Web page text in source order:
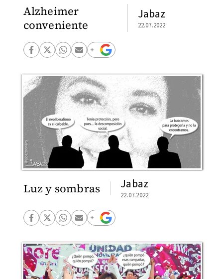
Alzheimer
conveniente
Jabaz
22.07.2022
Luz y sombras Jabaz
22.07.2022